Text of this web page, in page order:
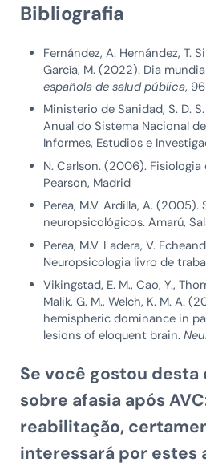
Bibliografia
Fernández, A. Hernández, T.
García, M. (2022). Dia
española de salud pública, 96
Ministerio de Sanidad, S. D.
Anual do Sistema Nacional
Informes, Estudios e
N. Carlson. (2006).
Pearson, Madrid
Perea, M.V. Ardilla, A. (2005).
neuropsicológicos. Amarú,
Perea, M.V. Ladera, V.
Neuropsicologia livro de
Vikingstad, E. M., Cao, Y.,
Malik, G. M., Welch, K. M. A.
hemispheric dominance in
lesions of eloquent brain.
Se você gostou
sobre afasia após
reabilitação,
interessará por estes